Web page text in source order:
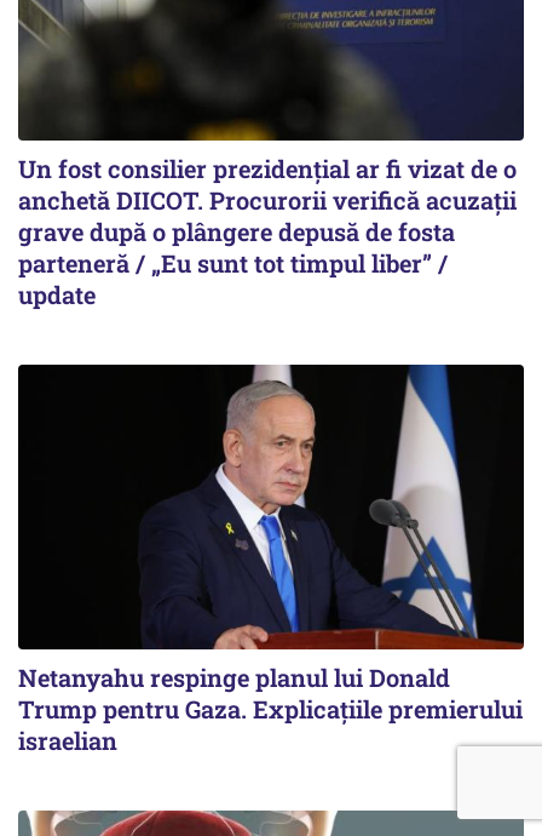
Un fost consilier prezidențial ar fi vizat de o
anchetă DIICOT. Procurorii verifică acuzații
grave după o plângere depusă de fosta
parteneră / „Eu sunt tot timpul liber” /
update
Netanyahu respinge planul lui Donald
Trump pentru Gaza. Explicațiile premierului
israelian